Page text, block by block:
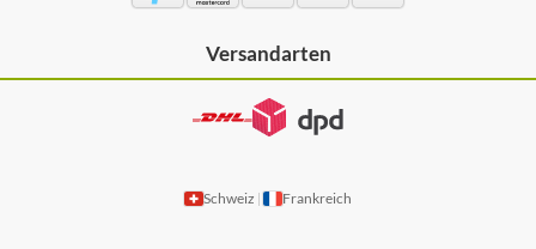
Versandarten
Schweiz Frankreich